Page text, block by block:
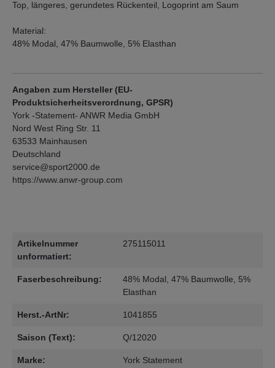
Top, längeres, gerundetes Rückenteil, Logoprint am Saum
Material:
48% Modal, 47% Baumwolle, 5% Elasthan
Angaben zum Hersteller (EU-
Produktsicherheitsverordnung, GPSR)
York -Statement- ANWR Media GmbH
Nord West Ring Str. 11
63533 Mainhausen
Deutschland
service@sport2000.de
https://www.anwr-group.com
Artikelnummer
unformatiert:
275115011
Faserbeschreibung:
48% Modal, 47% Baumwolle, 5%
Elasthan
Herst.-ArtNr: 1041855
Saison (Text): Q/12020
Marke: York Statement